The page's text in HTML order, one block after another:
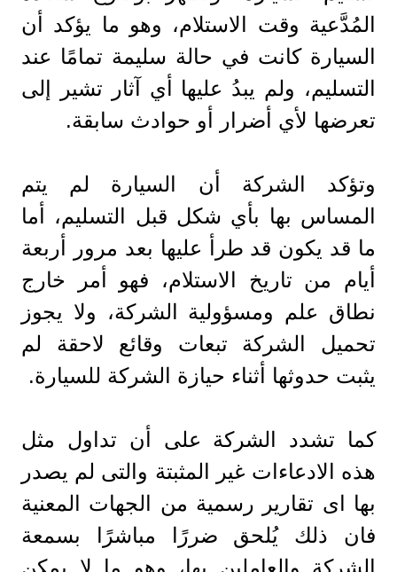
المُدَّعية وقت الاستلام، وهو ما يؤكد أن
السيارة كانت في حالة سليمة تمامًا عند
التسليم، ولم يبدُ عليها أي آثار تشير إلى
تعرضها لأي أضرار أو حوادث سابقة.
وتؤكد الشركة أن السيارة لم يتم
المساس بها بأي شكل قبل التسليم، أما
ما قد يكون قد طرأ عليها بعد مرور أربعة
أيام من تاريخ الاستلام، فهو أمر خارج
نطاق علم ومسؤولية الشركة، ولا يجوز
تحميل الشركة تبعات وقائع لاحقة لم
يثبت حدوثها أثناء حيازة الشركة للسيارة.
كما تشدد الشركة على أن تداول مثل
هذه الادعاءات غير المثبتة والتى لم يصدر
بها اى تقارير رسمية من الجهات المعنية
فان ذلك يُلحق ضررًا مباشرًا بسمعة
الشركة والعاملين بها، وهو ما لا يمكن